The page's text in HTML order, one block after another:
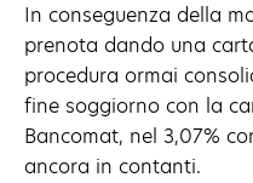
In conseguenza della
prenota dando una
procedura ormai
fine soggiorno con la
Bancomat, nel 3,07%
ancora in contanti.